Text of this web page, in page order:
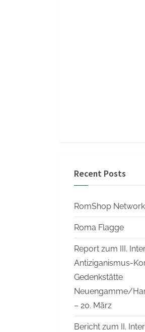
Recent Posts
RomShop Network
Roma Flagge
Report zum III.
Antiziganismus-
Gedenkstätte
Neuengamme/
– 20. März
Bericht zum II.